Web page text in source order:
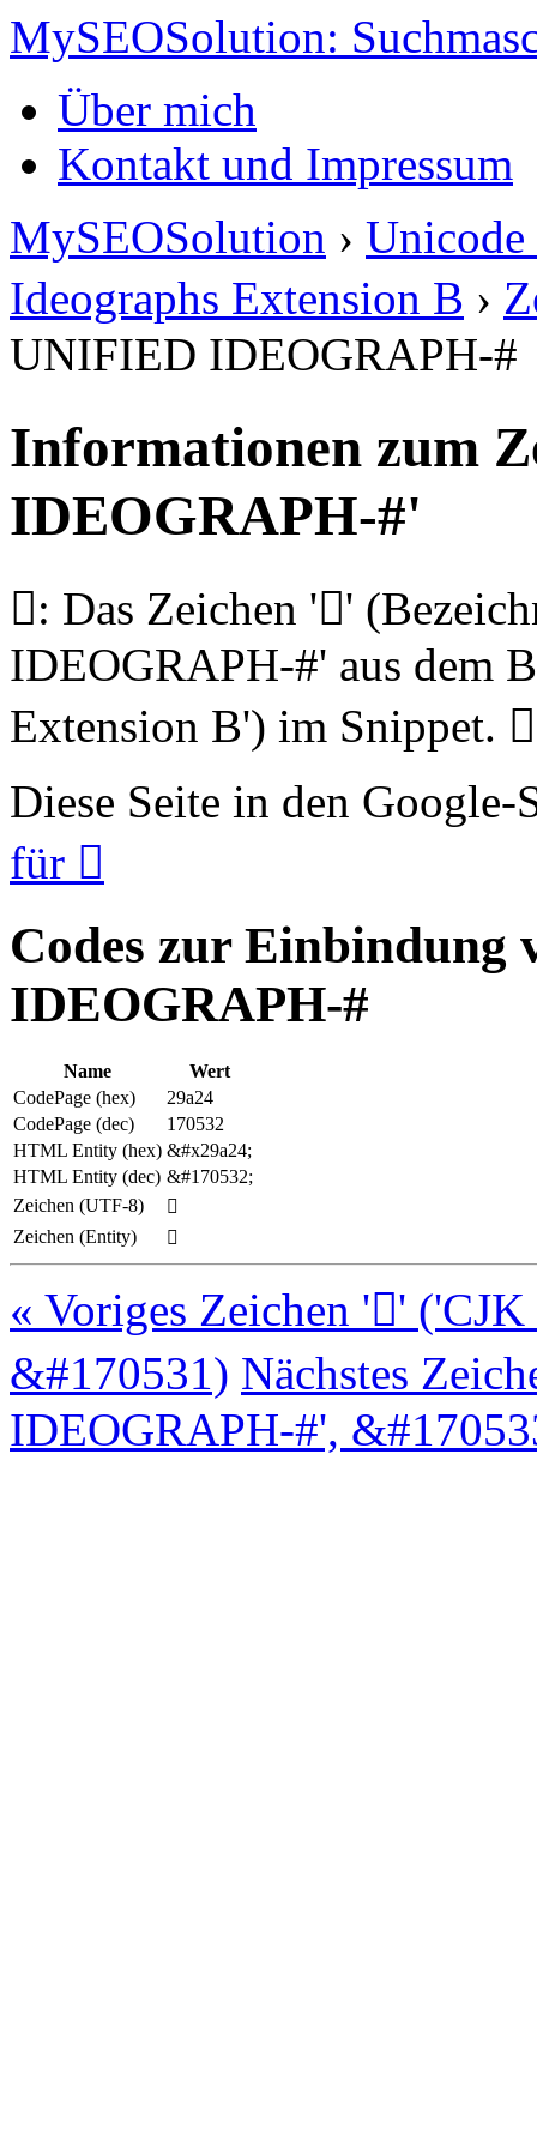
MySEOSolution:
Über mich
Kontakt und Impressum
MySEOSolution › Unicode
Ideographs Extension B ›
UNIFIED IDEOGRAPH-#
Informationen zum
IDEOGRAPH-#'
𩨤: Das Zeichen '𩨤'
IDEOGRAPH-#' aus dem
Extension B') im Snippet. 𩨤
Diese Seite in den Google-
für 𩨤
Codes zur
IDEOGRAPH-#
Name
Wert
CodePage (hex)
29a24
CodePage (dec)
170532
HTML Entity (hex) &#x29a24;
HTML Entity (dec) &#170532;
Zeichen (UTF-8)
𩨤
Zeichen (Entity)
𩨤
« Voriges Zeichen '𩨣'
&#170531) Nächstes
IDEOGRAPH-#',